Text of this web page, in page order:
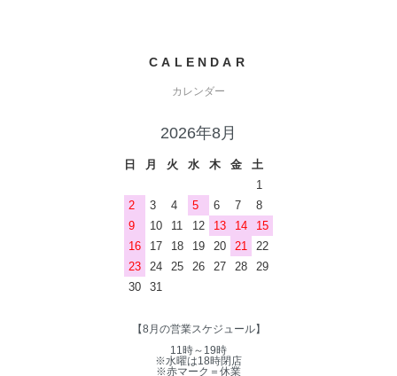
CALENDAR
カレンダー
2026年8月
日 月 火 水 木 金
土
1
2
3 4 5 6 7
8
9
10 11 12 13 14
15
16
17 18 19 20 21
22
23
24 25 26 27 28
29
30
31
【8月の営業スケジュール】
11時～19時
※水曜は18時閉店
※赤マーク＝休業